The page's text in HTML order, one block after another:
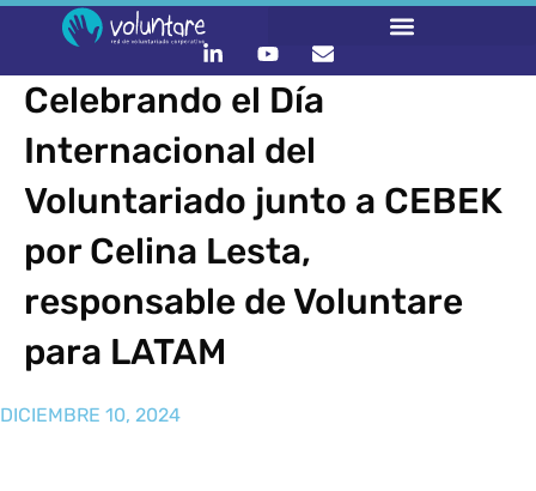
Celebrando el Día
Internacional del
Voluntariado junto a CEBEK
por Celina Lesta,
responsable de Voluntare
para LATAM
DICIEMBRE 10, 2024